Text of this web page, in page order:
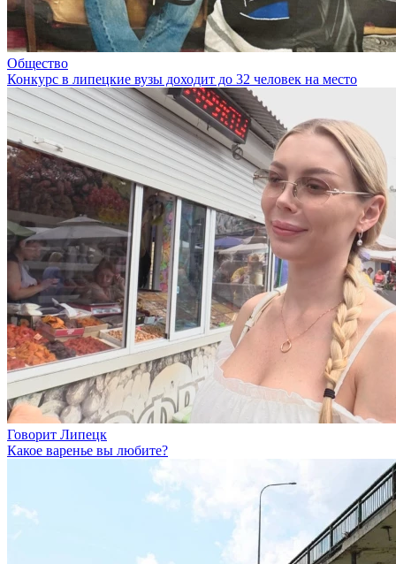
Общество
Конкурс в липецкие вузы доходит до 32 человек на место
Говорит Липецк
Какое варенье вы любите?